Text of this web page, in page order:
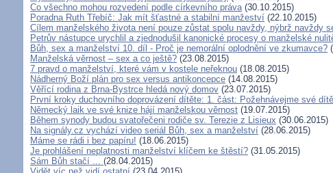
Co všechno mohou rozvedení podle církevního práva(30.10.2015)
Poradna Ruth Třebíč: Jak mít šťastné a stabilní manžeství (22.10.2015)
Cílem manželského života není pouze zůstat spolu navždy, nýbrž navždy
Petrův nástupce urychlil a zjednodušil kanonické procesy o manželské
Bůh, sex a manželství 10. díl - Proč je nemorální oplodnění ve zkumavce?
Manželská věrnost – sex a co ještě? (23.08.2015)
7 pravd o manželství, které vám v kostele neřeknou (18.08.2015)
Nádherný Boží plán pro sex versus antikoncepce (14.08.2015)
Věřící rodina z Brna-Bystrce hledá nový domov (23.07.2015)
První kroky duchovního doprovázení dítěte: 1. část: Požehnávejme své dítě
Německý laik ve své knize hájí manželskou věrnost (19.07.2015)
Během synody budou svatořečeni rodiče sv. Terezie z Lisieux (30.06.2015)
Na signály.cz vychází video seriál Bůh, sex a manželství (28.06.2015)
Máme se rádi i bez papíru! (18.06.2015)
Je prohlášení neplatnosti manželství klíčem ke štěstí? (31.05.2015)
Sám Bůh stačí ... (28.04.2015)